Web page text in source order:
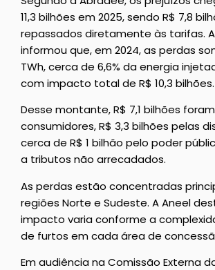
11,3 bilhões em 2025, sendo R$ 7,8
repassados diretamente às tarifas.
informou que, em 2024, as perdas
TWh, cerca de 6,6% da energia
com impacto total de R$ 10,3 bilhões.
Desse montante, R$ 7,1 bilhões
consumidores, R$ 3,3 bilhões pelas
cerca de R$ 1 bilhão pelo poder
a tributos não arrecadados.
As perdas estão concentradas
regiões Norte e Sudeste. A Aneel
impacto varia conforme a
de furtos em cada área de
Em audiência na Comissão Externa